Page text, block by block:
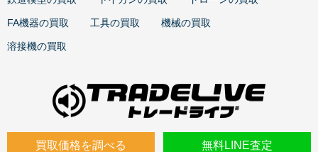
買取価格を調べる 無料LINE査定
FA機器の買取 工具の買取 機械の買取
溶接機の買取